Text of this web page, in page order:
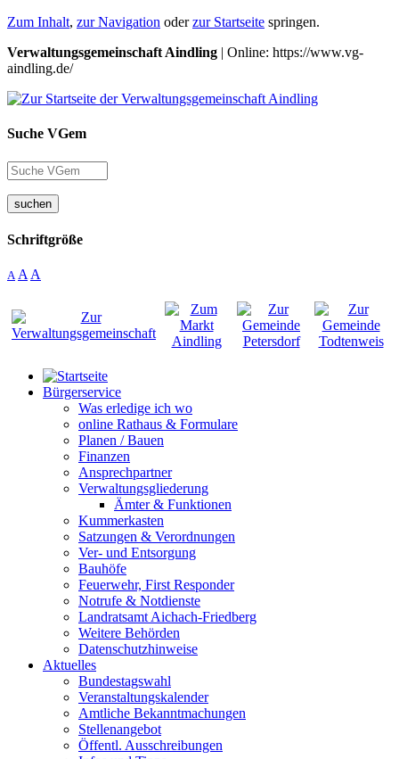
Zum Inhalt, zur Navigation oderzur Startseite springen.
Verwaltungsgemeinschaft Aindling | Online: https://www.vg-
aindling.de/
Suche VGem
suchen
Schriftgröße
A A A
Bürgerservice
Was erledige ich wo
online Rathaus & Formulare
Planen / Bauen
Finanzen
Ansprechpartner
Verwaltungsgliederung
Ämter & Funktionen
Kummerkasten
Satzungen & Verordnungen
Ver- und Entsorgung
Bauhöfe
Feuerwehr, First Responder
Notrufe & Notdienste
Landratsamt Aichach-Friedberg
Weitere Behörden
Datenschutzhinweise
Aktuelles
Bundestagswahl
Veranstaltungskalender
Amtliche Bekanntmachungen
Stellenangebot
Öffentl. Ausschreibungen